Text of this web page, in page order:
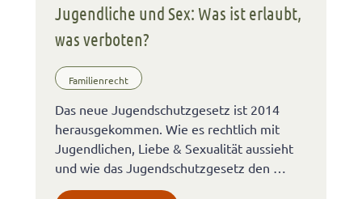
Jugendliche und Sex: Was ist erlaubt,
was verboten?
Familienrecht
Das neue Jugendschutzgesetz ist 2014
herausgekommen. Wie es rechtlich mit
Jugendlichen, Liebe & Sexualität aussieht
und wie das Jugendschutzgesetz den …